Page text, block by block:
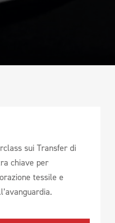
sui Transfer di
chiave per
tessile e